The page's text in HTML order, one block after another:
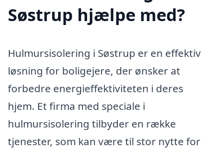
Søstrup hjælpe med?
Hulmursisolering i Søstrup er en effektiv
løsning for boligejere, der ønsker at
forbedre energieffektiviteten i deres
hjem. Et firma med speciale i
hulmursisolering tilbyder en række
tjenester, som kan være til stor nytte for